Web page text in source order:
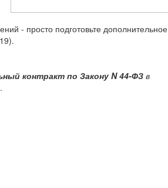
- просто подготовьте дополнительное
контракт по Закону N 44-ФЗв